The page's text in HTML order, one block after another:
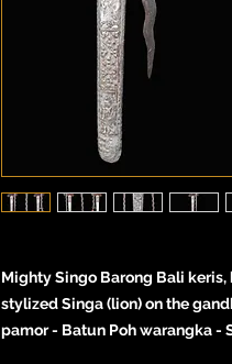
Mighty Singo Barong Bali
stylized Singa (lion) on the
pamor - Batun Poh warangka -